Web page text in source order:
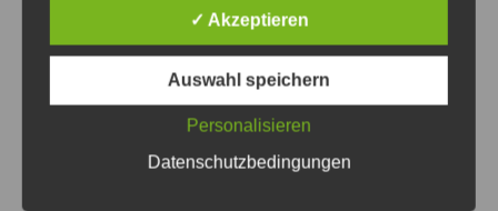
Tagsüber bin ich Medienpädagogischer
JFF – Institut für
Medienpädagogik.Wenn es dunkel wird, male
Lightpainting Künstlermit Licht und
gestalte mitA Light To RememberEvents.
✓ Akzeptieren
Auswahl speichern
Personalisieren
Datenschutzbedingungen